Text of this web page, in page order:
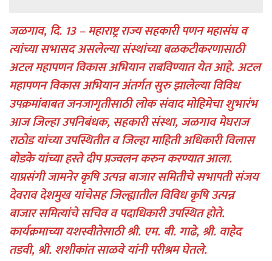
जळगाव, दि. 13 – महाराष्ट्र राज्य सहकारी पणन महासंघ व
त्यांच्या सभासद असलेल्या संस्थांच्या बळकटीकरणासाठी
अटल महापणन विकास अभियान राबविण्यात येत आहे. अटल
महापणन विकास अभियान अंतर्गत सुरु झालेल्या विविध
उपक्रमांबाबत जनजागृतीसाठी लोक संवाद मोहिमेचा शुभारंभ
आज जिल्हा उपनिबंधक, सहकारी संस्था, जळगाव मेघराज
राठोड यांच्या उपस्थितीत व जिल्हा माहिती अधिकारी विलास
बोडके यांच्या हस्ते दीप प्रज्वलन करुन करण्यात आला.
याप्रसंगी जामनेर कृषि उत्पन्न बाजार समितीचे सभापती संजय
देवराव देशमुख यांचेसह जिल्ह्यातील विविध कृषि उत्पन्न
बाजार समित्यांचे सचिव व पदाधिकारी उपस्थित होते.
कार्यक्रमाच्या यशस्वीतेसाठी श्री. एम. बी. गाढे, श्री. वाहेद
तडवी, श्री. शशीकांत साळवे यांनी परीश्रम घेतले.